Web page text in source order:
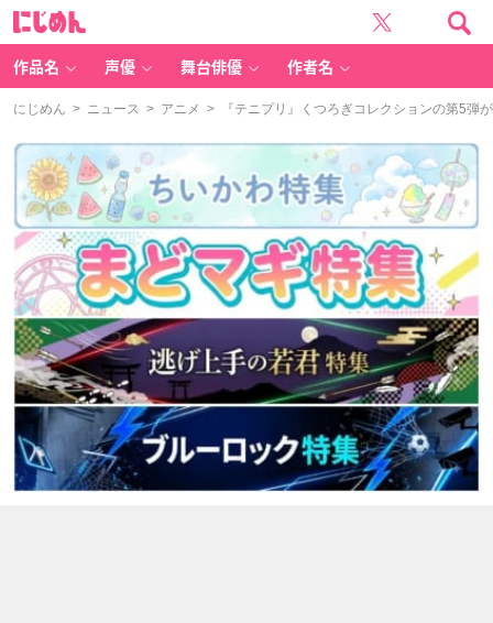
作品名 声優 舞台俳優 作者名
にじめん > ニュース > アニメ > 『テニプリ』くつろぎコレクションの第5弾